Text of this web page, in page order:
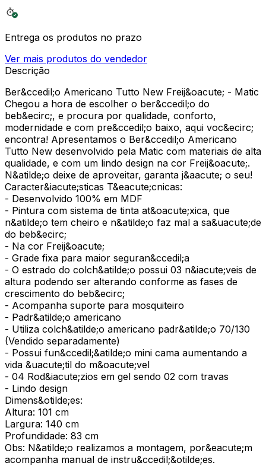
Entrega os produtos no prazo
Ver mais produtos do vendedor
Descrição
Ber&ccedil;o Americano Tutto New Freij&oacute; - Matic
Chegou a hora de escolher o ber&ccedil;o do
beb&ecirc;, e procura por qualidade, conforto,
modernidade e com pre&ccedil;o baixo, aqui voc&ecirc;
encontra! Apresentamos o Ber&ccedil;o Americano
Tutto New desenvolvido pela Matic com materiais de alta
qualidade, e com um lindo design na cor Freij&oacute;.
N&atilde;o deixe de aproveitar, garanta j&aacute; o seu!
Caracter&iacute;sticas T&eacute;cnicas:
- Desenvolvido 100% em MDF
- Pintura com sistema de tinta at&oacute;xica, que
n&atilde;o tem cheiro e n&atilde;o faz mal a sa&uacute;de
do beb&ecirc;
- Na cor Freij&oacute;
- Grade fixa para maior seguran&ccedil;a
- O estrado do colch&atilde;o possui 03 n&iacute;veis de
altura podendo ser alterando conforme as fases de
crescimento do beb&ecirc;
- Acompanha suporte para mosquiteiro
- Padr&atilde;o americano
- Utiliza colch&atilde;o americano padr&atilde;o 70/130
(Vendido separadamente)
- Possui fun&ccedil;&atilde;o mini cama aumentando a
vida &uacute;til do m&oacute;vel
- 04 Rod&iacute;zios em gel sendo 02 com travas
- Lindo design
Dimens&otilde;es:
Altura: 101 cm
Largura: 140 cm
Profundidade: 83 cm
Obs: N&atilde;o realizamos a montagem, por&eacute;m
acompanha manual de instru&ccedil;&otilde;es.